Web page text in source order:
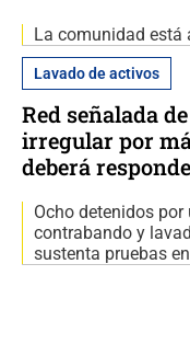
La comunidad está
Lavado de activos
Red señalada
irregular por
deberá
Ocho detenidos
contrabando y
sustenta pruebas